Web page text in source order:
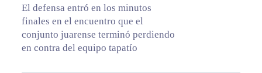
El defensa entró en los minutos
finales en el encuentro que el
conjunto juarense terminó perdiendo
en contra del equipo tapatío